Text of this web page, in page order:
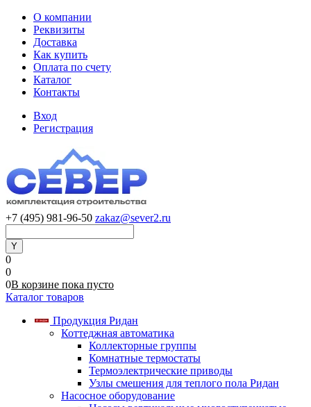
О компании
Реквизиты
Доставка
Как купить
Оплата по счету
Каталог
Контакты
Вход
Регистрация
+7 (495) 981-96-50 zakaz@sever2.ru
0
0
0В корзине пока пусто
Каталог товаров
Продукция Ридан
Коттеджная автоматика
Коллекторные группы
Комнатные термостаты
Термоэлектрические приводы
Узлы смешения для теплого пола Ридан
Насосное оборудование